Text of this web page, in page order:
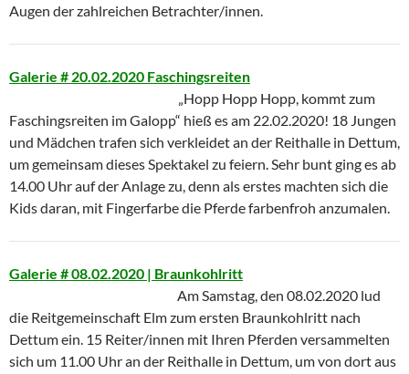
Augen der zahlreichen Betrachter/innen.
Galerie # 20.02.2020 Faschingsreiten
„Hopp Hopp Hopp, kommt zum
Faschingsreiten im Galopp“ hieß es am 22.02.2020! 18 Jungen
und Mädchen trafen sich verkleidet an der Reithalle in Dettum,
um gemeinsam dieses Spektakel zu feiern. Sehr bunt ging es ab
14.00 Uhr auf der Anlage zu, denn als erstes machten sich die
Kids daran, mit Fingerfarbe die Pferde farbenfroh anzumalen.
Galerie # 08.02.2020 | Braunkohlritt
Am Samstag, den 08.02.2020 lud
die Reitgemeinschaft Elm zum ersten Braunkohlritt nach
Dettum ein. 15 Reiter/innen mit Ihren Pferden versammelten
sich um 11.00 Uhr an der Reithalle in Dettum, um von dort aus